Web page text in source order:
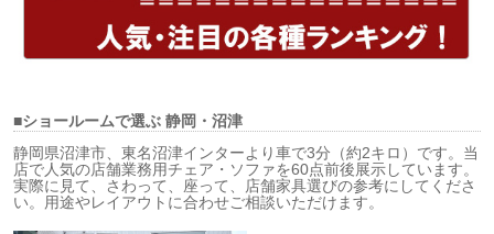
■ショールームで選ぶ静岡・沼津
静岡県沼津市、東名沼津インターより車で3分（約2キロ）です。当
店で人気の店舗業務用チェア・ソファを60点前後展示しています。
実際に見て、さわって、座って、店舗家具選びの参考にしてくださ
い。用途やレイアウトに合わせご相談いただけます。